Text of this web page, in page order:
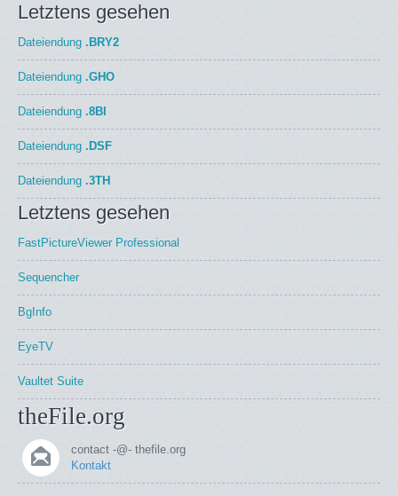
Letztens gesehen
Dateiendung .BRY2
Dateiendung .GHO
Dateiendung .8BI
Dateiendung .DSF
Dateiendung .3TH
Letztens gesehen
FastPictureViewer Professional
Sequencher
BgInfo
EyeTV
Vaultet Suite
theFile.org
contact -@- thefile.org
Kontakt